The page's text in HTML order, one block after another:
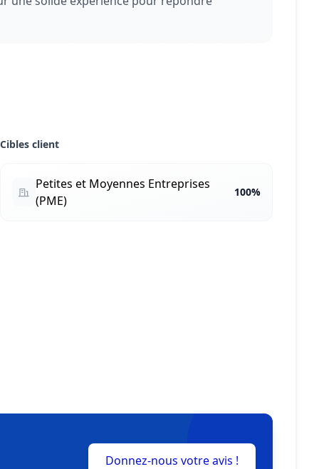
Cibles client
Petites et Moyennes Entreprises
(PME)
100%
Donnez-nous votre avis !